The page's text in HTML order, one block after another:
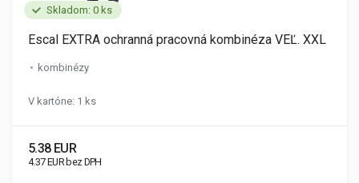
Skladom: 0 ks
Escal EXTRA ochranná pracovná kombinéza VEĽ. XXL
kombinézy
V kartóne: 1 ks
5.38 EUR
4.37 EUR bez DPH